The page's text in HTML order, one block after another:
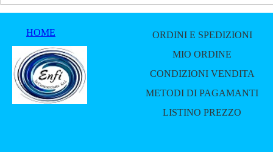
HOME
ORDINI E SPEDIZIONI
MIO ORDINE
CONDIZIONI VENDITA
METODI DI PAGAMANTI
LISTINO PREZZO